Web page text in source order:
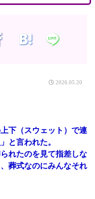
2026.05.20
下（スウェット）で連
と言われた。
れたのを見て指差しな
葬式なのにみんなそれ